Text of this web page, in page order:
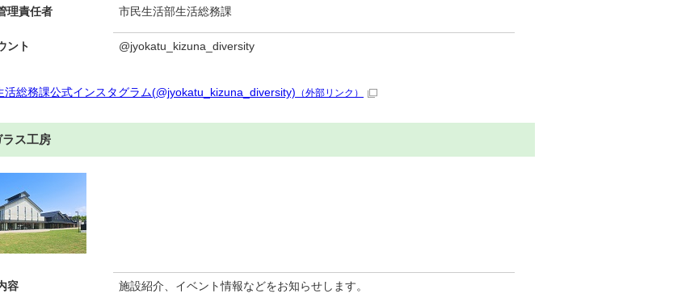
理責任者 市民生活部生活総務課
ント @jyokatu_kizuna_diversity
活総務課公式インスタグラム(@jyokatu_kizuna_diversity) （外部リンク）
ラス工房
容 施設紹介、イベント情報などをお知らせします。